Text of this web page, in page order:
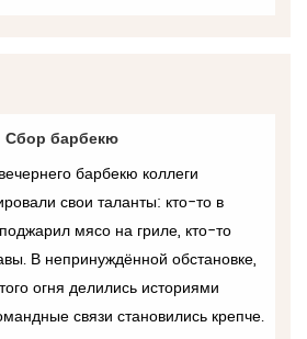
Сбор барбекю
барбекю коллеги
свои таланты: кто-то в
мясо на гриле, кто-то
В непринуждённой обстановке,
огня делились историями
связи становились крепче.